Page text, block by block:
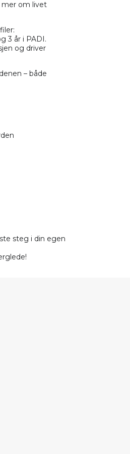
mer om livet
3 år i PADI.
og driver
– både
steg i din egen